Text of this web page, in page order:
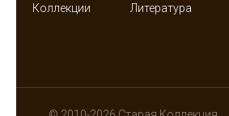
Коллекции
Литература